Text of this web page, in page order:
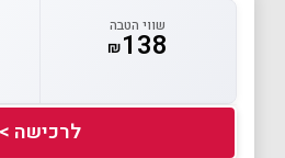
שווי הטבה
₪138
לרכישה >